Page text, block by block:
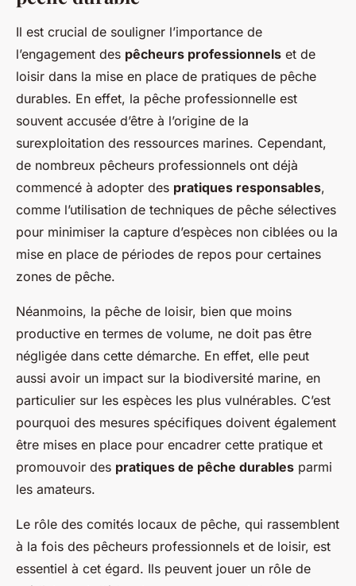
Il est crucial de souligner l’importance de
l’engagement des pêcheurs professionnels et de
loisir dans la mise en place de pratiques de pêche
durables. En effet, la pêche professionnelle est
souvent accusée d’être à l’origine de la
surexploitation des ressources marines. Cependant,
de nombreux pêcheurs professionnels ont déjà
commencé à adopter des pratiques responsables,
comme l’utilisation de techniques de pêche sélectives
pour minimiser la capture d’espèces non ciblées ou la
mise en place de périodes de repos pour certaines
zones de pêche.
Néanmoins, la pêche de loisir, bien que moins
productive en termes de volume, ne doit pas être
négligée dans cette démarche. En effet, elle peut
aussi avoir un impact sur la biodiversité marine, en
particulier sur les espèces les plus vulnérables. C’est
pourquoi des mesures spécifiques doivent également
être mises en place pour encadrer cette pratique et
promouvoir des pratiques de pêche durables parmi
les amateurs.
Le rôle des comités locaux de pêche, qui rassemblent
à la fois des pêcheurs professionnels et de loisir, est
essentiel à cet égard. Ils peuvent jouer un rôle de